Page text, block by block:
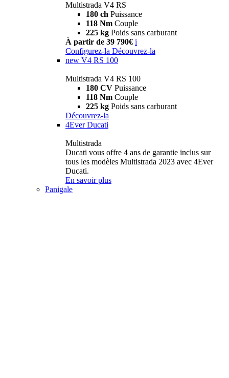
Multistrada V4 RS
180 ch Puissance
118 Nm Couple
225 kg Poids sans carburant
À partir de 39 790€ i
Configurez-la Découvrez-la
new V4 RS 100
Multistrada V4 RS 100
180 CV Puissance
118 Nm Couple
225 kg Poids sans carburant
Découvrez-la
4Ever Ducati
Multistrada
Ducati vous offre 4 ans de garantie inclus sur
tous les modèles Multistrada 2023 avec 4Ever
Ducati.
En savoir plus
Panigale